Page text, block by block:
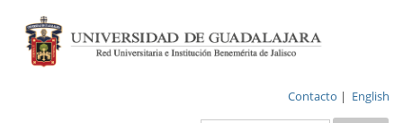
principal
Contacto | English